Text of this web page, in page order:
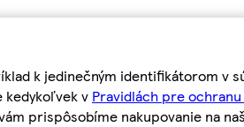
k jedinečným identifikátorom v
kedykoľvek v Pravidlách pre
prispôsobíme nakupovanie na